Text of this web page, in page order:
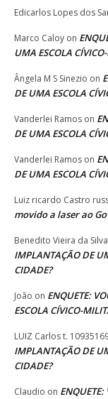
Edicarlos Lopes dos
Marco Caloy on
UMA ESCOLA
Ângela M S Sinezio on
DE UMA ESCOLA
Vanderlei Ramos on
DE UMA ESCOLA
Vanderlei Ramos on
DE UMA ESCOLA
Luiz ricardo Castro
movido a laser ao
Benedito Vieira da Silva
IMPLANTAÇÃO DE
CIDADE?
João on ENQUETE:
ESCOLA CÍVICO-
LUIZ Carlos t.
IMPLANTAÇÃO DE
CIDADE?
Claudio on